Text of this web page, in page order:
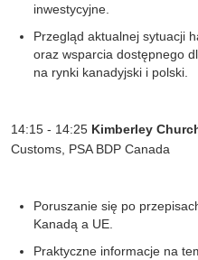
inwestycyjne.
Przegląd aktualnej sytuacji
oraz wsparcia dostępnego
na rynki kanadyjski i polski.
14:15 - 14:25 Kimberley
Customs, PSA BDP Canada
Poruszanie się po
Kanadą a UE.
Praktyczne informacje na